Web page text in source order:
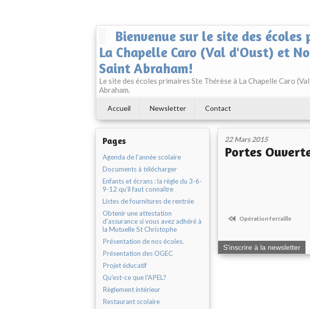
Bienvenue sur le site des écoles
La Chapelle Caro (Val d'Oust) et
Saint Abraham!
Le site des écoles primaires Ste Thérèse à La Chapelle Caro
Abraham.
Accueil Newsletter Contact
Pages
Agenda de l'année scolaire
Documents à télécharger
Enfants et écrans : la règle du 3-6-
9-12 qu’il faut connaître
Listes de fournitures de rentrée
Obtenir une attestation
d'assurance si vous avez adhéré à
la Mutuelle St Christophe
Présentation de nos écoles.
Présentation des OGEC
Projet éducatif
Qu'est-ce que l'APEL?
Règlement intérieur
Restaurant scolaire
22 Mars 2015
Portes
Opération ferraille
S'inscrire à la newsletter